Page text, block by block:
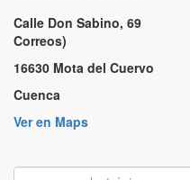
Calle Don Sabino, 69
Correos)
16630 Mota del Cuervo
Cuenca
Ver en Maps